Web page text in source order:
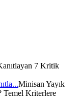
Minisan Yayık
Temel Kriterlere